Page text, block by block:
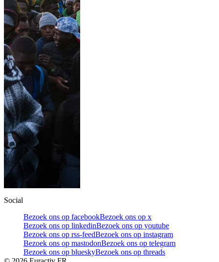
Social
Bezoek ons op facebookBezoek ons op x
Bezoek ons op linkedinBezoek ons op youtube
Bezoek ons op rss-feedBezoek ons op instagram
Bezoek ons op mastodonBezoek ons op telegram
Bezoek ons op blueskyBezoek ons op threads